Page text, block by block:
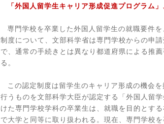
「外国人留学生キャリア形成促進プログラム」
専門学校を卒業した外国人留学生の就職要件
制度について、文部科学省は専門学校からの申請
で、通常の手続きとは異なり都道府県による推
る。
この認定制度は留学生のキャリア形成の機会
行うものを文部科学大臣が認定する
「外国人留
けた専門学校学科の卒業生は、就職を目的とす
で大学と同等に取り扱われる。現在、専門学校